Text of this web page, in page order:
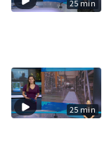
25 min
25 min